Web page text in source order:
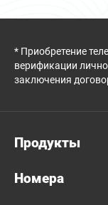
* Приобретение
верификации
заключения
Продукты
Номера